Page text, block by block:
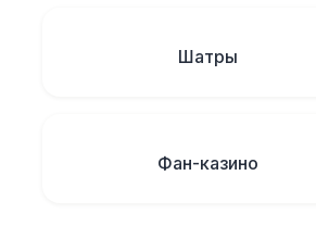
Шатры
Фан-казино